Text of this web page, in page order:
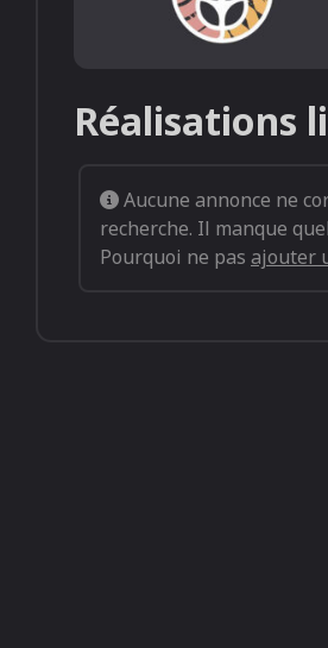
Réalisations
Aucune annonce ne
recherche. Il manque
Pourquoi ne pas ajouter